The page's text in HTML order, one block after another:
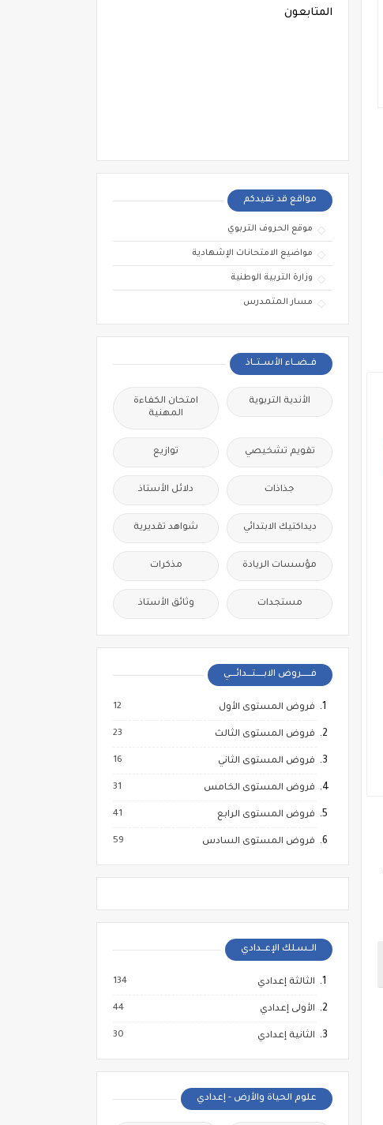
المتابعون
مواقع قد تفيدكم
موقع الحروف التربوي
مواضيع الامتحانات الإشهادية
وزارة التربية الوطنية
مسار المتمدرس
فــضــاء الأســتــاذ
الأندية التربوية
امتحان الكفاءة
المهنية
تقويم تشخيصي توازيع
جذاذات دلائل الأستاذ
ديداكتيك الابتدائي شواهد تقديرية
مؤسسات الريادة مذكرات
مستجدات وثائق الأستاذ
فــــــروض الابـــــتـــدائــــي
فروض المستوى الأول 12
فروض المستوى الثالث 23
فروض المستوى الثاني 16
فروض المستوى الخامس 31
فروض المستوى الرابع 41
فروض المستوى السادس 59
الــسـلك الإعــدادي
الثالثة إعدادي 134
الأولى إعدادي 44
الثانية إعدادي 30
علوم الحياة والأرض - إعدادي